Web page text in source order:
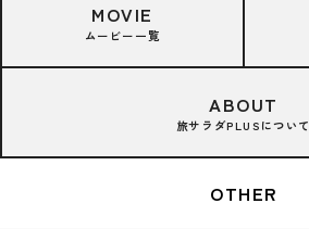
MOVIE
ムービー一覧
ABOUT
旅サラダPLUSについて
OTHER